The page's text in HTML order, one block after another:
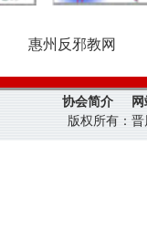
惠州反邪教网
协会简介
版权所有：